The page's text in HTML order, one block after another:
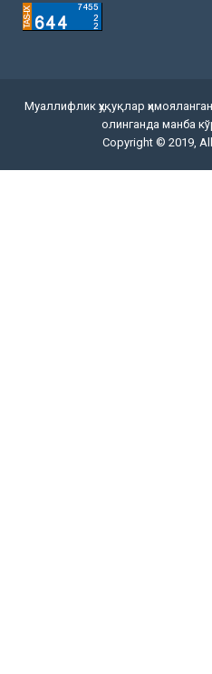
Муаллифлик ҳуқуқлар
олинганда манба
Copyright © 2019,